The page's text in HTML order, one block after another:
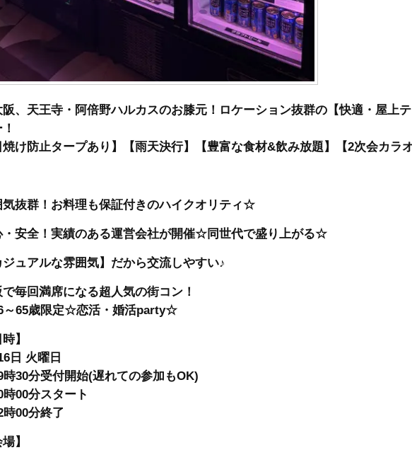
、天王寺・阿倍野ハルカスのお膝元！ロケーション抜群の【快適・屋上
け防止タープあり】【雨天決行】【豊富な食材&飲み放題】【2次会カラオ
気抜群！お料理も保証付きのハイクオリティ☆
・安全！実績のある運営会社が開催☆同世代で盛り上がる☆
ジュアルな雰囲気】だから交流しやすい♪
毎回満席になる超人気の街コン！
65歳限定☆恋活・婚活party☆
】
日 火曜日
時30分受付開始(遅れての参加もOK)
時00分スタート
時00分終了
】